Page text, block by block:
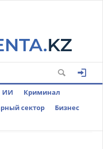
ИИ
Криминал
сектор
Бизнес